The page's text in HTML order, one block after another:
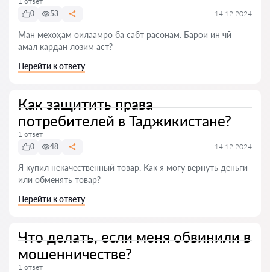
0
53 14.12.2024
Ман мехоҳам оилаамро ба сабт расонам. Барои ин чӣ
амал кардан лозим аст?
Перейти к ответу
Как защитить права
потребителей в Таджикистане?
1 ответ
0
48 14.12.2024
Я купил некачественный товар. Как я могу вернуть деньги
или обменять товар?
Перейти к ответу
Что делать, если меня обвинили в
мошенничестве?
1 ответ